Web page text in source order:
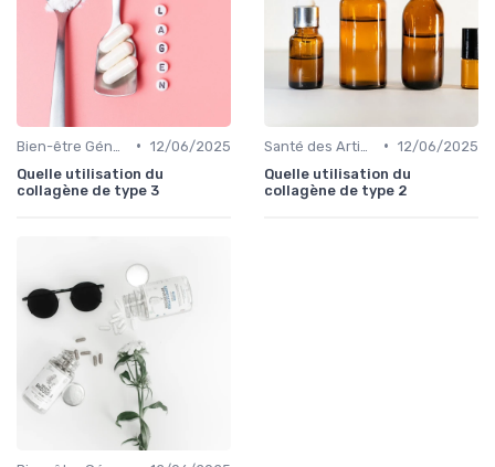
• 12/06/2025
Quelle utilisation du
collagène de type 3
• 12/06/2025
Quelle utilisation du
collagène de type 2